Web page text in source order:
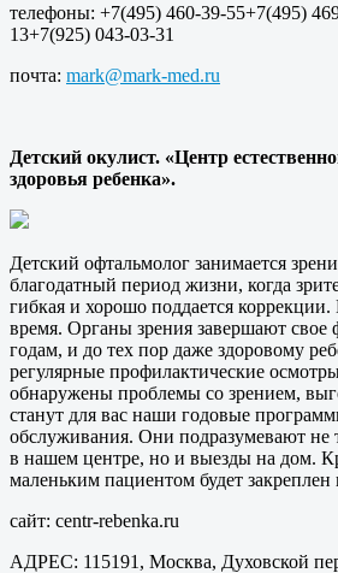
телефоны: +7(495) 460-39-55+7(495)
13+7(925) 043-03-31
почта: mark@mark-med.ru
Детский окулист. «Центр
здоровья ребенка».
Детский офтальмолог занимается
благодатный период жизни, когда
гибкая и хорошо поддается коррекции.
время. Органы зрения завершают свое
годам, и до тех пор даже здоровому
регулярные профилактические
обнаружены проблемы со зрением,
станут для вас наши годовые
обслуживания. Они подразумевают не
в нашем центре, но и выезды на дом.
маленьким пациентом будет
сайт: centr-rebenka.ru
АДРЕС: 115191, Москва, Духовской